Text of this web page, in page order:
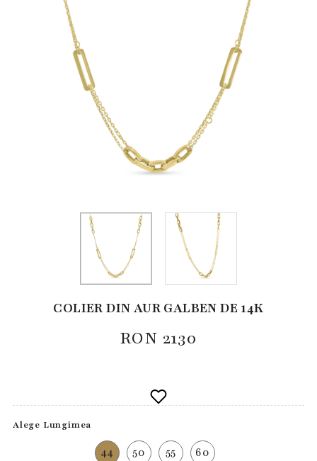
COLIER DIN AUR GALBEN DE 14K
RON 2130
Alege Lungimea
44 50 55 60